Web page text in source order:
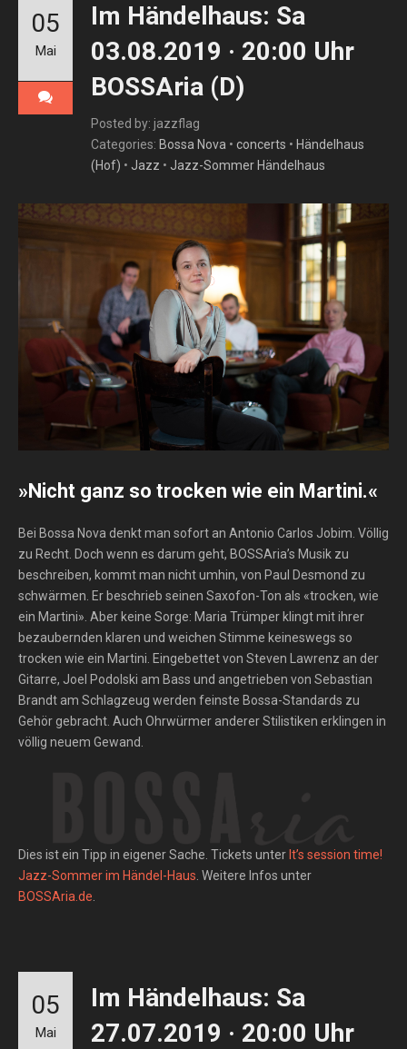
Im Händelhaus: Sa
03.08.2019 · 20:00 Uhr
BOSSAria (D)
Posted by: jazzflag
Categories: Bossa Nova • concerts • Händelhaus
(Hof) • Jazz • Jazz-Sommer Händelhaus
05
Mai
»Nicht ganz so trocken wie ein Martini.«
Bei Bossa Nova denkt man sofort an Antonio Carlos Jobim. Völlig
zu Recht. Doch wenn es darum geht, BOSSAria’s Musik zu
beschreiben, kommt man nicht umhin, von Paul Desmond zu
schwärmen. Er beschrieb seinen Saxofon-Ton als «trocken, wie
ein Martini». Aber keine Sorge: Maria Trümper klingt mit ihrer
bezaubernden klaren und weichen Stimme keineswegs so
trocken wie ein Martini. Eingebettet von Steven Lawrenz an der
Gitarre, Joel Podolski am Bass und angetrieben von Sebastian
Brandt am Schlagzeug werden feinste Bossa-Standards zu
Gehör gebracht. Auch Ohrwürmer anderer Stilistiken erklingen in
völlig neuem Gewand.
Dies ist ein Tipp in eigener Sache. Tickets unter It’s session time!
Jazz-Sommer im Händel-Haus. Weitere Infos unter
BOSSAria.de.
Im Händelhaus: Sa
27.07.2019 · 20:00 Uhr
05
Mai